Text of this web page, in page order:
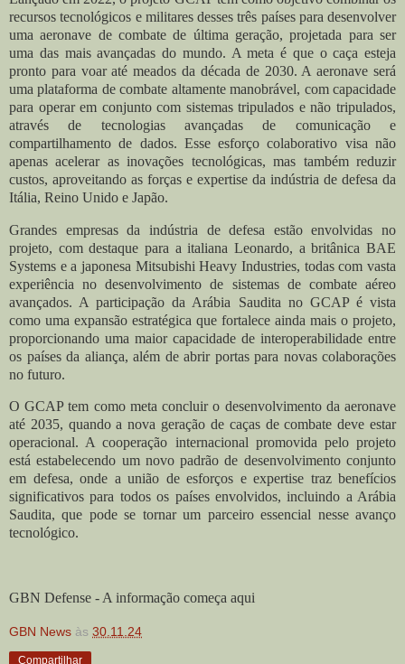
recursos tecnológicos e militares desses três países para desenvolver
uma aeronave de combate de última geração, projetada para ser
uma das mais avançadas do mundo. A meta é que o caça esteja
pronto para voar até meados da década de 2030. A aeronave será
uma plataforma de combate altamente manobrável, com capacidade
para operar em conjunto com sistemas tripulados e não tripulados,
através de tecnologias avançadas de comunicação e
compartilhamento de dados. Esse esforço colaborativo visa não
apenas acelerar as inovações tecnológicas, mas também reduzir
custos, aproveitando as forças e expertise da indústria de defesa da
Itália, Reino Unido e Japão.
Grandes empresas da indústria de defesa estão envolvidas no
projeto, com destaque para a italiana Leonardo, a britânica BAE
Systems e a japonesa Mitsubishi Heavy Industries, todas com vasta
experiência no desenvolvimento de sistemas de combate aéreo
avançados. A participação da Arábia Saudita no GCAP é vista
como uma expansão estratégica que fortalece ainda mais o projeto,
proporcionando uma maior capacidade de interoperabilidade entre
os países da aliança, além de abrir portas para novas colaborações
no futuro.
O GCAP tem como meta concluir o desenvolvimento da aeronave
até 2035, quando a nova geração de caças de combate deve estar
operacional. A cooperação internacional promovida pelo projeto
está estabelecendo um novo padrão de desenvolvimento conjunto
em defesa, onde a união de esforços e expertise traz benefícios
significativos para todos os países envolvidos, incluindo a Arábia
Saudita, que pode se tornar um parceiro essencial nesse avanço
tecnológico.
GBN Defense - A informação começa aqui
GBN News às 30.11.24
Compartilhar